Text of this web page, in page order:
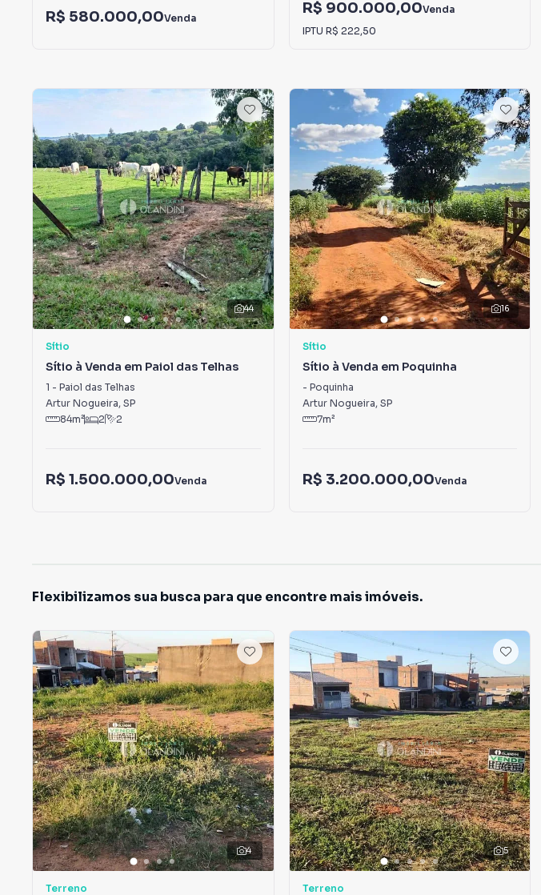
R$ 580.000,00Venda
R$ 900.000,00Venda
IPTU R$ 222,50
44
Sítio
Sítio à Venda em Paiol das Telhas
1 - Paiol das Telhas
Artur Nogueira, SP
84m² 2 2
R$ 1.500.000,00Venda
16
Sítio
Sítio à Venda em Poquinha
- Poquinha
Artur Nogueira, SP
7m²
R$ 3.200.000,00Venda
Flexibilizamos sua busca para que encontre mais imóveis.
4
Terreno
5
Terreno